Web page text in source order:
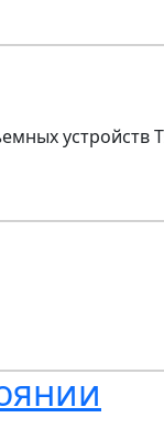
устройств